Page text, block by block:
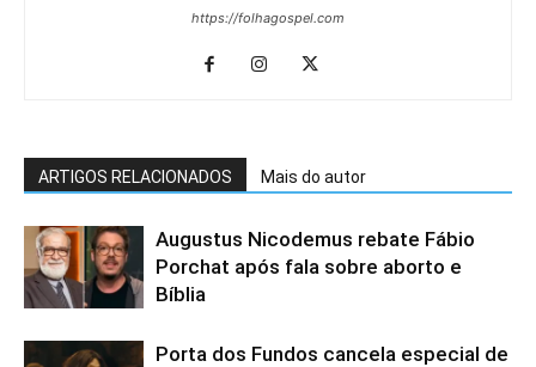
https://folhagospel.com
ARTIGOS RELACIONADOS Mais do autor
Augustus Nicodemus rebate Fábio
Porchat após fala sobre aborto e
Bíblia
Porta dos Fundos cancela especial de